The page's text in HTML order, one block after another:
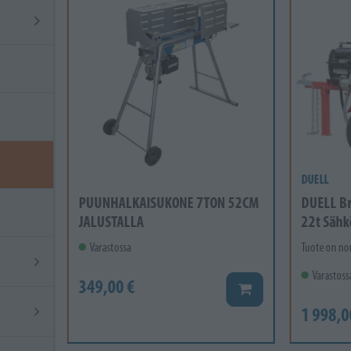
PUUNHALKAISUKONE 7TON 52CM
JALUSTALLA
Varastossa
349,00 € Lisää koriin
DUELL
DUELL
22t
Tuote on
1